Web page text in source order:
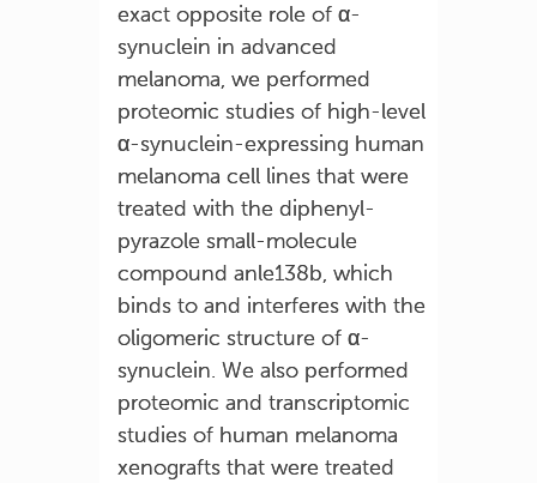
exact opposite role of α-
synuclein in advanced
melanoma, we performed
proteomic studies of high-level
α-synuclein-expressing human
melanoma cell lines that were
treated with the diphenyl-
pyrazole small-molecule
compound anle138b, which
binds to and interferes with the
oligomeric structure of α-
synuclein. We also performed
proteomic and transcriptomic
studies of human melanoma
xenografts that were treated